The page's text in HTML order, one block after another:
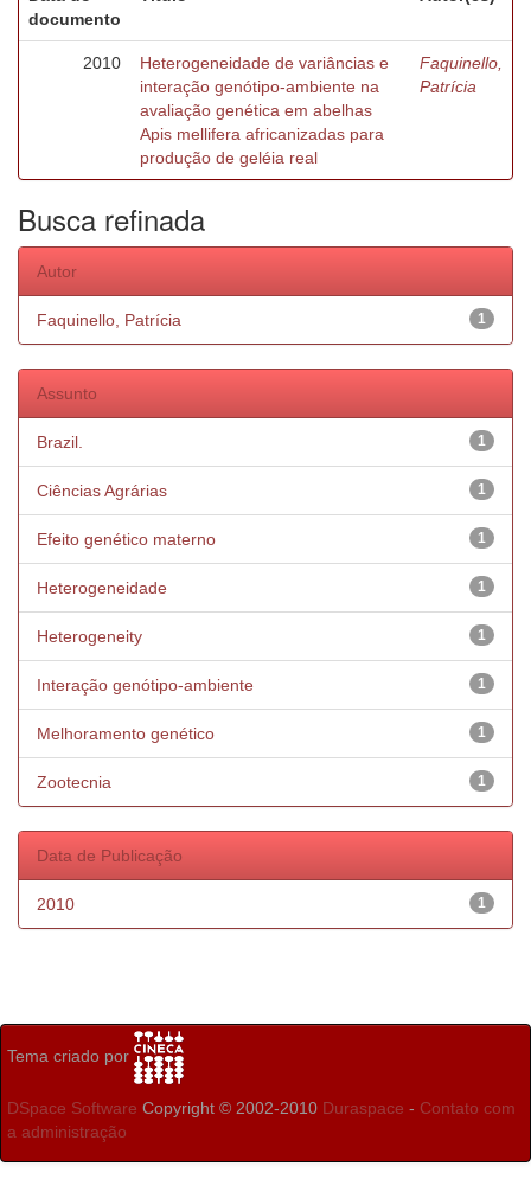
documento
2010
Heterogeneidade de variâncias e
interação genótipo-ambiente na
avaliação genética em abelhas
Apis mellifera africanizadas para
produção de geléia real
Faquinello,
Patrícia
Busca refinada
Autor
1
Faquinello, Patrícia
Assunto
1
Brazil.
1
Ciências Agrárias
1
Efeito genético materno
1
Heterogeneidade
1
Heterogeneity
1
Interação genótipo-ambiente
1
Melhoramento genético
1
Zootecnia
Data de Publicação
1
2010
Tema criado por
DSpace Software Copyright © 2002-2010 Duraspace - Contato com
a administração